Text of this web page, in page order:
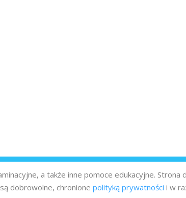
a także inne pomoce edukacyjne.
dobrowolne, chronione polityką prywatności i w